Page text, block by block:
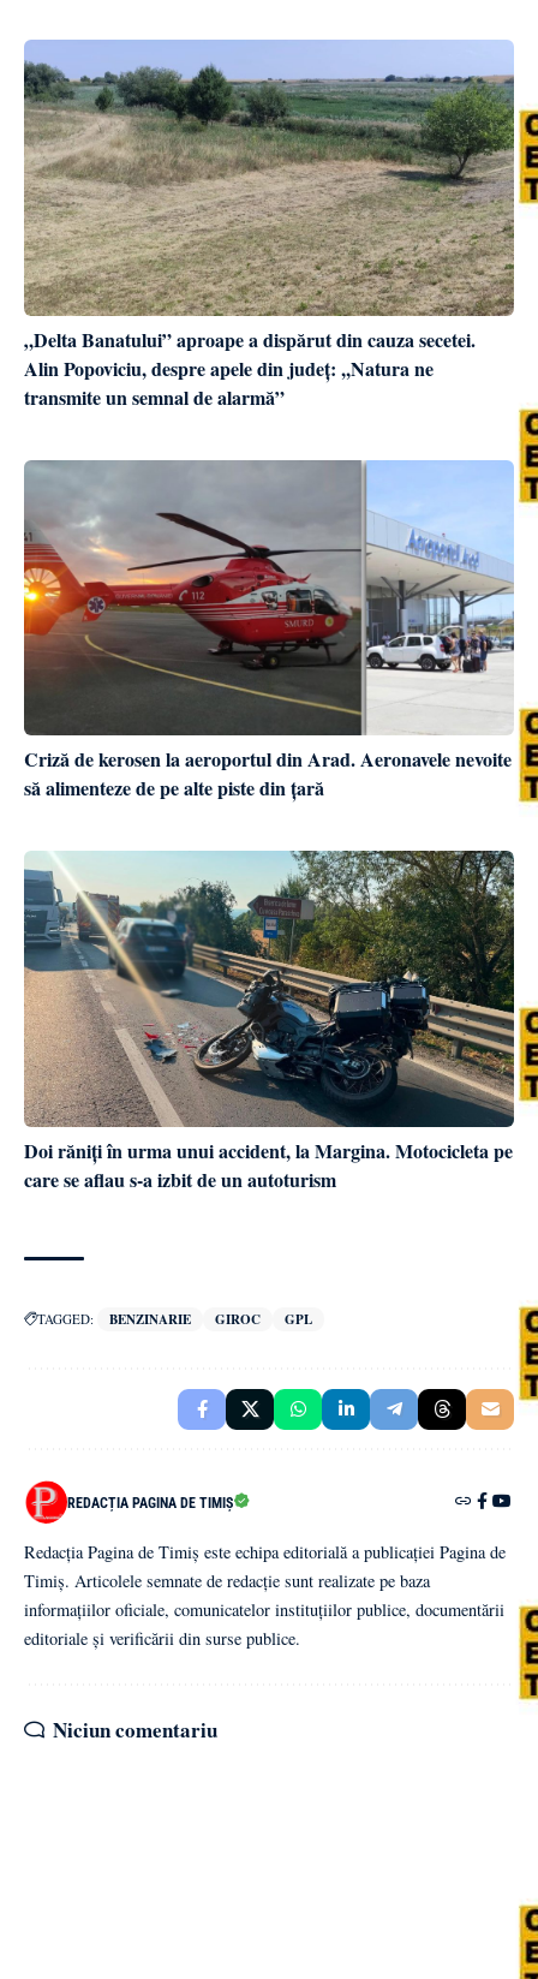
„Delta Banatului” aproape a dispărut din cauza secetei.
Alin Popoviciu, despre apele din județ: ,,Natura ne
transmite un semnal de alarmă”
Criză de kerosen la aeroportul din Arad. Aeronavele nevoite
să alimenteze de pe alte piste din țară
Doi răniți în urma unui accident, la Margina. Motocicleta pe
care se aflau s-a izbit de un autoturism
TAGGED: BENZINARIE GIROC GPL
REDACȚIA PAGINA DE TIMIȘ
Redacția Pagina de Timiș este echipa editorială a publicației Pagina de
Timiș. Articolele semnate de redacție sunt realizate pe baza
informațiilor oficiale, comunicatelor instituțiilor publice, documentării
editoriale și verificării din surse publice.
Niciun comentariu